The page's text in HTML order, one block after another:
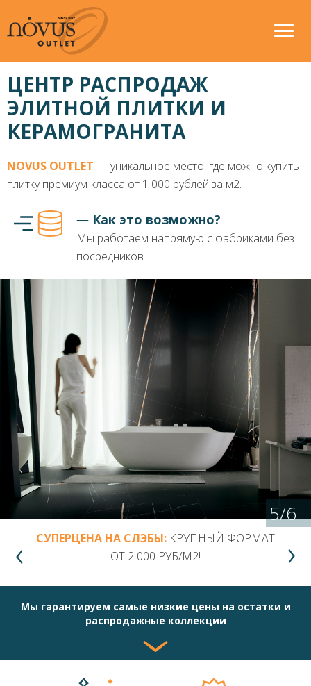
ЦЕНТР РАСПРОДАЖ
ЭЛИТНОЙ ПЛИТКИ И
КЕРАМОГРАНИТА
NOVUS OUTLET ― уникальное место, где можно купить
плитку премиум-класса от 1 000 рублей за м2.
― Как это возможно?
Мы работаем напрямую с фабриками без
посредников.
СУПЕРЦЕНА НА СЛЭБЫ: КРУПНЫЙ ФОРМАТ
ОТ 2 000 РУБ/М2!
5/6
Мы гарантируем самые низкие цены на остатки и
распродажные коллекции